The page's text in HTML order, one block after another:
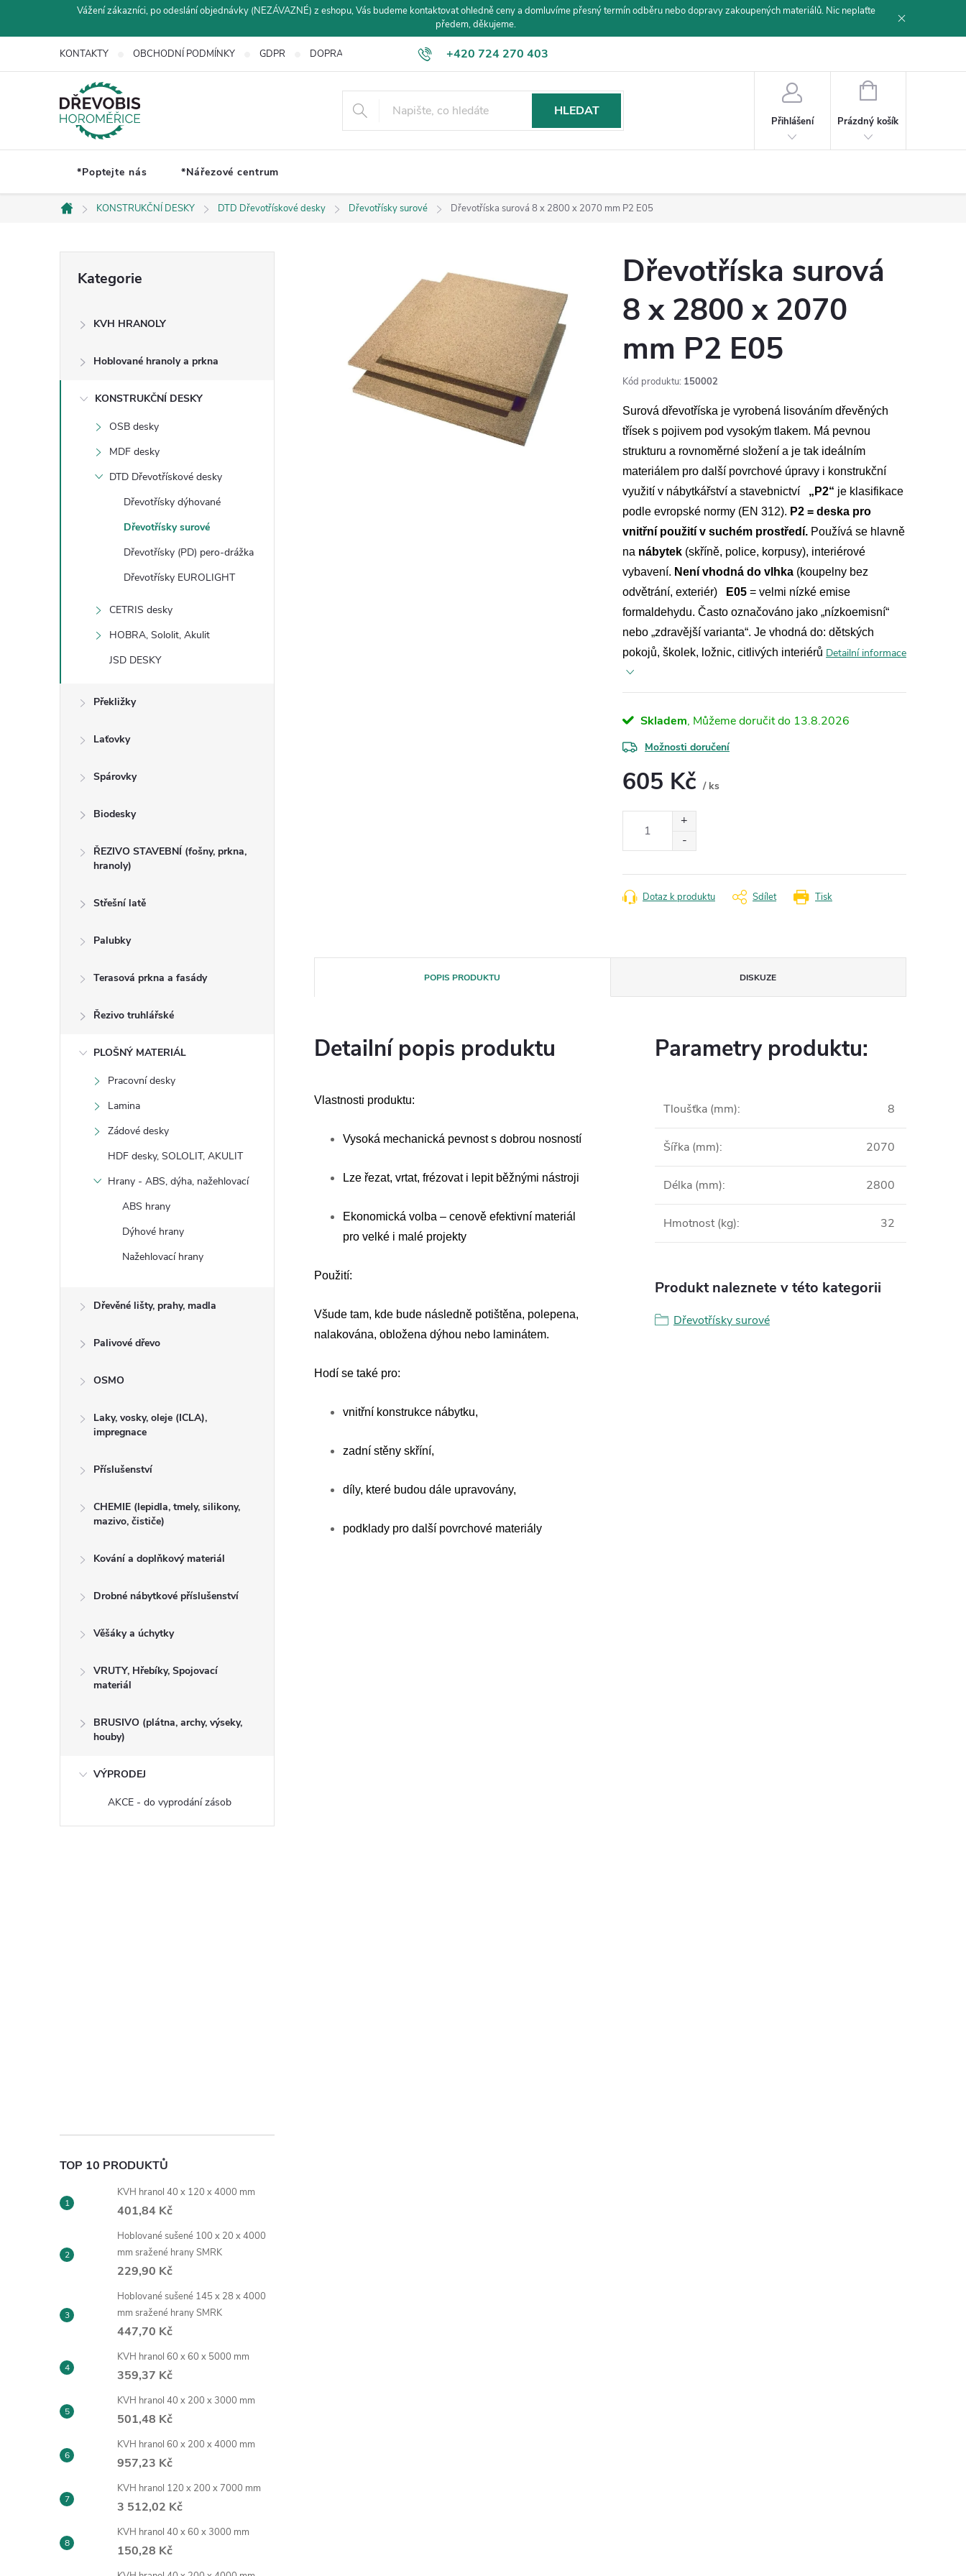
Vážení zákazníci, po odeslání objednávky (NEZÁVAZNÉ) z eshopu, Vás budeme kontaktovat ohledně ceny a domluvíme přesný termín odběru nebo dopravy zakoupených materiálů. Nic neplaťte
předem, děkujeme.
+420 724 270 403
KONTAKTY OBCHODNÍ PODMÍNKY GDPR DOPRAVA A PLATBA
HLEDAT
Přihlášení
NÁKUPNÍ
Prázdný košík
*Poptejte nás *Nářezové centrum
Domů
KONSTRUKČNÍ DESKY DTD Dřevotřískové desky Dřevotřísky surové Dřevotříska surová 8 x 2800 x 2070 mm P2 E05
t
kategorie
Kategorie
KVH HRANOLY
Hoblované hranoly a prkna
KONSTRUKČNÍ DESKY
OSB desky
MDF desky
DTD Dřevotřískové desky
Dřevotřísky dýhované
Dřevotřísky surové
Dřevotřísky (PD) pero-drážka
Dřevotřísky EUROLIGHT
CETRIS desky
HOBRA, Sololit, Akulit
JSD DESKY
Překližky
Laťovky
Spárovky
Biodesky
ŘEZIVO STAVEBNÍ (fošny, prkna,
hranoly)
Střešní latě
Palubky
Terasová prkna a fasády
Řezivo truhlářské
PLOŠNÝ MATERIÁL
Pracovní desky
Lamina
Zádové desky
HDF desky, SOLOLIT, AKULIT
Hrany - ABS, dýha, nažehlovací
ABS hrany
Dýhové hrany
Nažehlovací hrany
Dřevěné lišty, prahy, madla
Palivové dřevo
OSMO
Laky, vosky, oleje (ICLA),
impregnace
Příslušenství
CHEMIE (lepidla, tmely, silikony,
mazivo, čističe)
Kování a doplňkový materiál
Drobné nábytkové příslušenství
Věšáky a úchytky
VRUTY, Hřebíky, Spojovací
materiál
BRUSIVO (plátna, archy, výseky,
houby)
VÝPRODEJ
AKCE - do vyprodání zásob
TOP 10 PRODUKTŮ
KVH hranol 40 x 120 x 4000 mm
401,84 Kč
Hoblované sušené 100 x 20 x 4000
mm sražené hrany SMRK
229,90 Kč
Hoblované sušené 145 x 28 x 4000
mm sražené hrany SMRK
447,70 Kč
KVH hranol 60 x 60 x 5000 mm
359,37 Kč
KVH hranol 40 x 200 x 3000 mm
501,48 Kč
KVH hranol 60 x 200 x 4000 mm
957,23 Kč
KVH hranol 120 x 200 x 7000 mm
3 512,02 Kč
KVH hranol 40 x 60 x 3000 mm
150,28 Kč
Dřevotříska surová
8 x 2800 x 2070
mm P2 E05
Kód produktu: 150002
Surová dřevotříska je vyrobená lisováním dřevěných
třísek s pojivem pod vysokým tlakem. Má pevnou
strukturu a rovnoměrné složení a je tak ideálním
materiálem pro další povrchové úpravy i konstrukční
využití v nábytkářství a stavebnictví
„P2“ je klasifikace
podle evropské normy (EN 312). P2 = deska pro
vnitřní použití v suchém prostředí. Používá se hlavně
na nábytek (skříně, police, korpusy), interiérové
vybavení. Není vhodná do vlhka (koupelny bez
odvětrání, exteriér)
E05 = velmi nízké emise
formaldehydu. Často označováno jako „nízkoemisní“
nebo „zdravější varianta“. Je vhodná do: dětských
pokojů, školek, ložnic, citlivých interiérů Detailní informace
Skladem 13.8.2026
Možnosti doručení
605 Kč / ks
Tisk
Dotaz k produktu Sdílet
POPIS PRODUKTU DISKUZE
Detailní popis produktu
Vlastnosti produktu:
Vysoká mechanická pevnost s dobrou nosností
Lze řezat, vrtat, frézovat i lepit běžnými nástroji
Ekonomická volba – cenově efektivní materiál
pro velké i malé projekty
Použití:
Všude tam, kde bude následně potištěna, polepena,
nalakována, obložena dýhou nebo laminátem.
Hodí se také pro:
vnitřní konstrukce nábytku,
zadní stěny skříní,
díly, které budou dále upravovány,
podklady pro další povrchové materiály
Parametry produktu:
Tloušťka (mm): 8
Šířka (mm): 2070
Délka (mm): 2800
Hmotnost (kg): 32
Produkt naleznete v této kategorii
Dřevotřísky surové